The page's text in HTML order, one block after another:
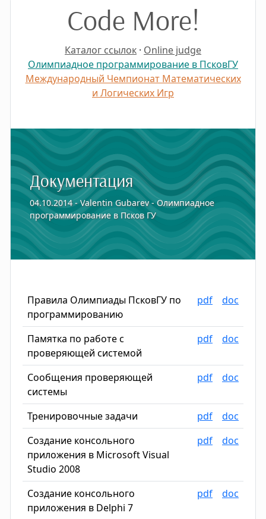
Code More!
Каталог ссылок · Online judge
Олимпиадное программирование в ПсковГУ
Международный Чемпионат Математических
и Логических Игр
Документация
04.10.2014 - Valentin Gubarev - Олимпиадное
программирование в Псков ГУ
Правила Олимпиады ПсковГУ по
программированию
pdf doc
Памятка по работе с
проверяющей системой
pdf doc
Сообщения проверяющей
системы
pdf doc
Тренировочные задачи pdf
doc
Создание консольного
приложения в Microsoft Visual
Studio 2008
pdf doc
Создание консольного
приложения в Delphi 7
pdf doc